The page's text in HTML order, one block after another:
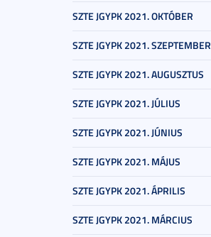
SZTE JGYPK 2021. OKTÓBER
SZTE JGYPK 2021. SZEPTEMBER
SZTE JGYPK 2021. AUGUSZTUS
SZTE JGYPK 2021. JÚLIUS
SZTE JGYPK 2021. JÚNIUS
SZTE JGYPK 2021. MÁJUS
SZTE JGYPK 2021. ÁPRILIS
SZTE JGYPK 2021. MÁRCIUS